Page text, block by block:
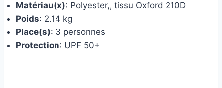
Matériau(x): Polyester,, tissu Oxford 210D
Poids: 2.14 kg
Place(s): 3 personnes
Protection: UPF 50+